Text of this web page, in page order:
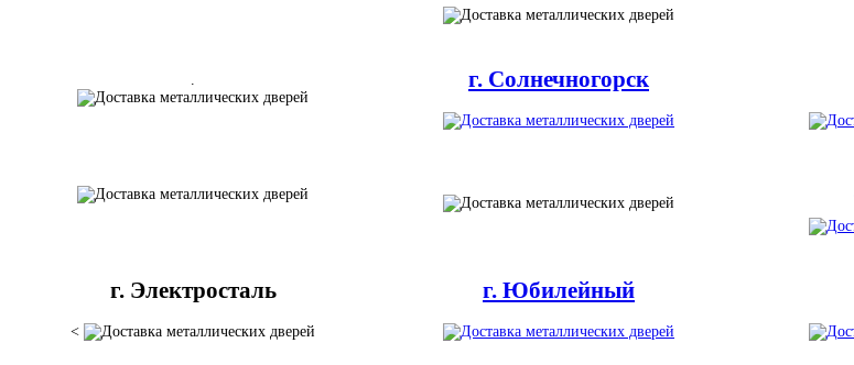
г. Солнечногорск
г. Электросталь
<
г. Юбилейный